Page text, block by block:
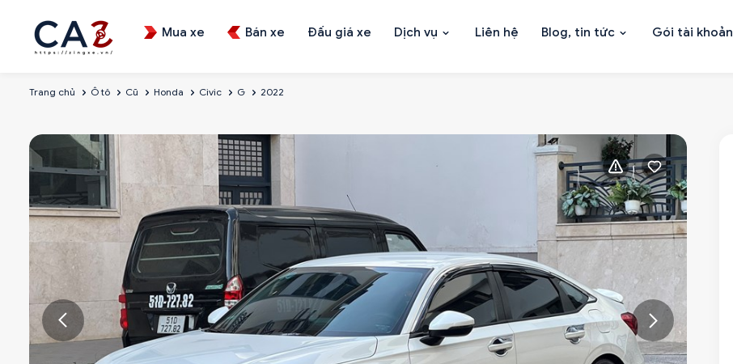
Mua xe Bán xe Đấu giá xe Dịch vụ Liên hệ Blog, tin tức Gói tài khoản
Trang chủ Ô tô Cũ Honda Civic G 2022